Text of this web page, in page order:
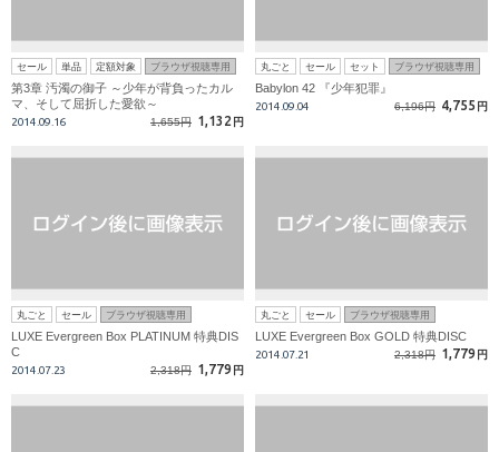
セール 単品 定額対象 ブラウザ視聴専用
第3章 汚濁の御子 ～少年が背負ったカル
マ、そして屈折した愛欲～
2014.09.16 1,655円 1,132 円
丸ごと セール セット ブラウザ視聴専用
Babylon 42 『少年犯罪』
2014.09.04 6,196円 4,755 円
丸ごと セール ブラウザ視聴専用
LUXE Evergreen Box PLATINUM 特典DIS
C
2014.07.23 2,318円 1,779 円
丸ごと セール ブラウザ視聴専用
LUXE Evergreen Box GOLD 特典DISC
2014.07.21 2,318円 1,779 円